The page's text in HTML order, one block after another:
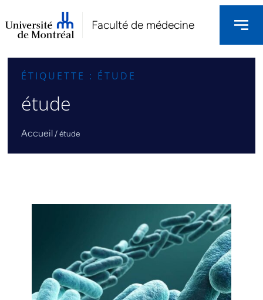
Faculté de médecine
ÉTIQUETTE : ÉTUDE
étude
Accueil /étude